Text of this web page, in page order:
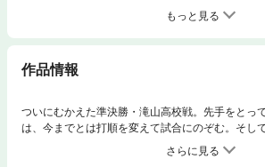
もっと見る
作品情報
ついにむかえた準決勝・滝山高校戦。先手をとっ
は、今までとは打順を変えて試合にのぞむ。そし
り、初回表の攻撃で先制点をあげた朝霧学園。そ
山高のエース・真田と思いっきり勝負したいと言